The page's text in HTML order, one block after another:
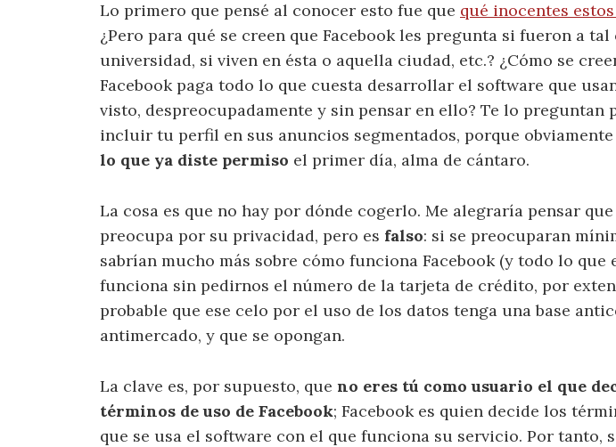
Lo primero que pensé al conocer esto fue que qué inocentes
¿Pero para qué se creen que Facebook les pregunta si fueron a
universidad, si viven en ésta o aquella ciudad, etc.? ¿Cómo se
Facebook paga todo lo que cuesta desarrollar el software que
visto, despreocupadamente y sin pensar en ello? Te lo preguntan
incluir tu perfil en sus anuncios segmentados, porque obviamente
lo que ya diste permiso el primer día, alma de cántaro.
La cosa es que no hay por dónde cogerlo. Me alegraría pensar
preocupa por su privacidad, pero es falso: si se preocuparan
sabrían mucho más sobre cómo funciona Facebook (y todo lo que
funciona sin pedirnos el número de la tarjeta de crédito, por
probable que ese celo por el uso de los datos tenga una base
antimercado, y que se opongan.
La clave es, por supuesto, que no eres tú como usuario el que
términos de uso de Facebook; Facebook es quien decide los
que se usa el software con el que funciona su servicio. Por tanto,